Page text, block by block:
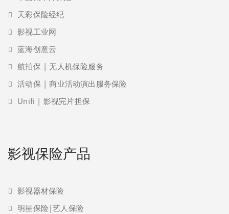
天彩保险经纪
影视工业网
蓝海创意云
航拍保 | 无人机保险服务
活动保 | 商业活动演出服务保险
Unifi | 影视完片担保
影视保险产品
影视器材保险
明星保险|艺人保险